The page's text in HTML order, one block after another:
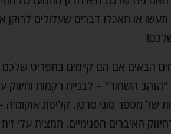
או תאכלו דברים שעלולים לרוקן
הבאים אם הם קיימים בתפריט
השחור" – לבניית רקמות
של מספר סוגי סרטן, קליפת
האיברים הפנימיים, תמצית עלי